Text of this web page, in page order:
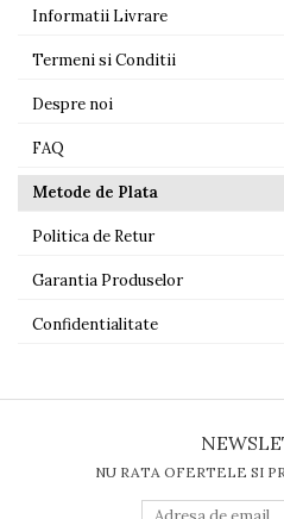
Informatii Livrare
Termeni si Conditii
Despre noi
FAQ
Metode de Plata
Politica de Retur
Garantia Produselor
Confidentialitate
NU RATA OFERTELE SI